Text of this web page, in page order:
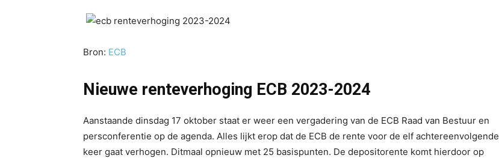
Bron: ECB
Nieuwe renteverhoging ECB 2023-2024
Aanstaande dinsdag 17 oktober staat er weer een vergadering van de ECB Raad van Bestuur en
persconferentie op de agenda. Alles lijkt erop dat de ECB de rente voor de elf achtereenvolgende
keer gaat verhogen. Ditmaal opnieuw met 25 basispunten. De depositorente komt hierdoor op